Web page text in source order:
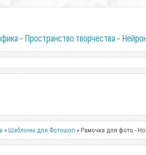
- Пространство творчества -
»Шаблоны для Фотошоп » Рамочка для фото -